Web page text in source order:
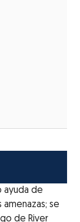
ayuda de
amenazas; se
de RiverOpens